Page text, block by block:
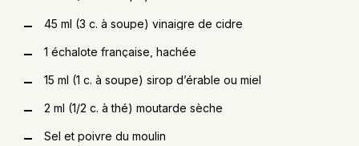
45 ml (3 c. à soupe) vinaigre de cidre
1 échalote française, hachée
15 ml (1 c. à soupe) sirop d’érable ou miel
2 ml (1/2 c. à thé) moutarde sèche
Sel et poivre du moulin